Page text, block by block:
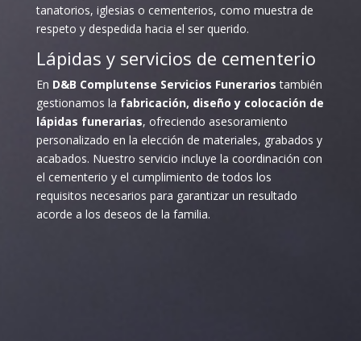
tanatorios, iglesias o cementerios, como muestra de
respeto y despedida hacia el ser querido.
Lápidas y servicios de cementerio
En D&B Complutense Servicios Funerarios también
gestionamos la fabricación, diseño y colocación de
lápidas funerarias, ofreciendo asesoramiento
personalizado en la elección de materiales, grabados y
acabados. Nuestro servicio incluye la coordinación con
el cementerio y el cumplimiento de todos los
requisitos necesarios para garantizar un resultado
acorde a los deseos de la familia.